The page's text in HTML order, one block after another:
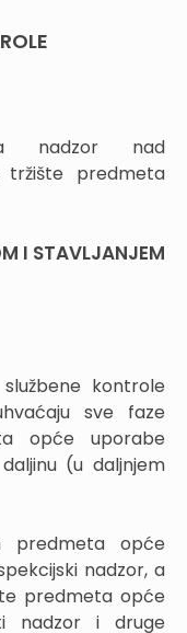
nadzor nad
tržište predmeta
I STAVLJANJEM
kontrole
sve faze
opće uporabe
(u daljnjem
predmeta opće
nadzor, a
predmeta opće
nadzor i druge